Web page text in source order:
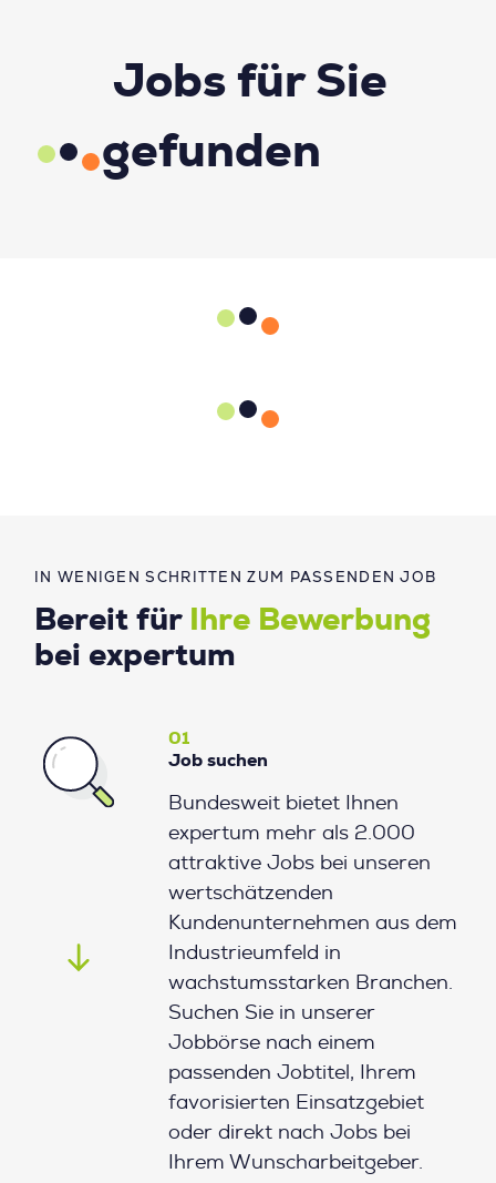
IN WENIGEN SCHRITTEN ZUM PASSENDEN JOB
Bereit für
Ihre Bewerbung
bei expertum
01
Job suchen
Bundesweit bietet Ihnen
expertum mehr als 2.000
attraktive Jobs bei unseren
wertschätzenden
Kundenunternehmen aus dem
Industrieumfeld in
wachstumsstarken Branchen.
Suchen Sie in unserer
Jobbörse nach einem
passenden Jobtitel, Ihrem
favorisierten Einsatzgebiet
oder direkt nach Jobs bei
Ihrem Wunscharbeitgeber.